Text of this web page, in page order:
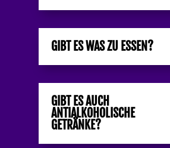
GIBT ES WAS ZU ESSEN?
GIBT ES AUCH
ANTIALKOHOLISCHE
GETRÄNKE?